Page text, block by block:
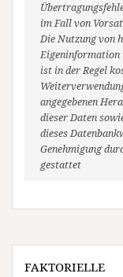
im Fall von
Die Nutzung von
Eigeninformation
ist in der Regel
angegebenen
dieser Daten
dieses
Genehmigung
gestattet
FAKTORIELLE